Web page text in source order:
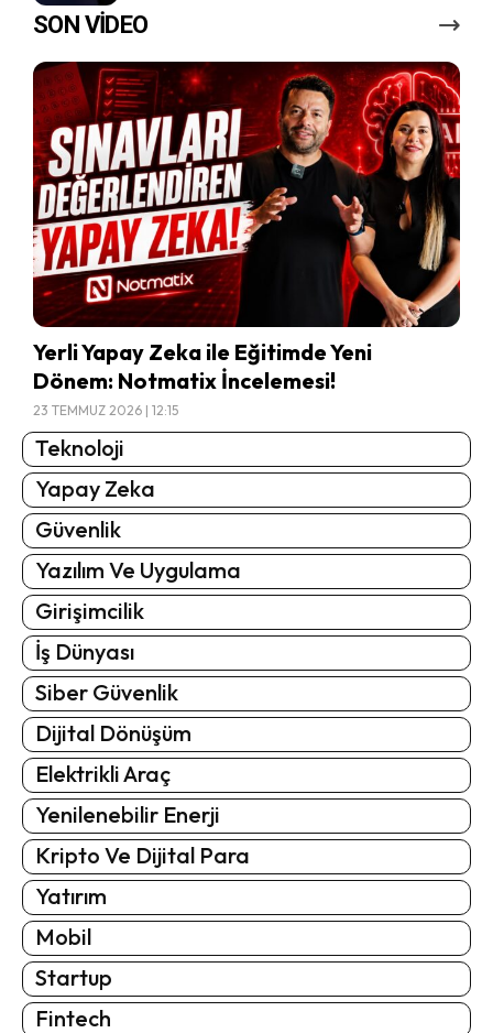
SON VİDEO
Yerli Yapay Zeka ile Eğitimde Yeni
Dönem: Notmatix İncelemesi!
23 TEMMUZ 2026 | 12:15
Teknoloji
Yapay Zeka
Güvenlik
Yazılım Ve Uygulama
Girişimcilik
İş Dünyası
Siber Güvenlik
Dijital Dönüşüm
Elektrikli Araç
Yenilenebilir Enerji
Kripto Ve Dijital Para
Yatırım
Mobil
Startup
Fintech